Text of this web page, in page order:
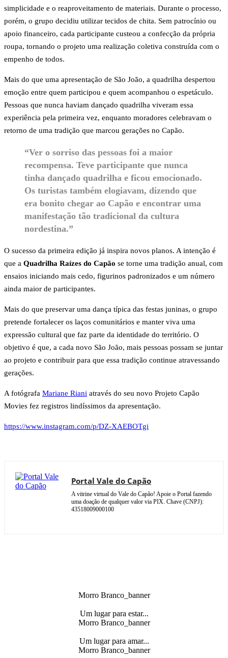
simplicidade e o reaproveitamento de materiais. Durante o processo,
porém, o grupo decidiu utilizar tecidos de chita. Sem patrocínio ou
apoio financeiro, cada participante custeou a confecção da própria
roupa, tornando o projeto uma realização coletiva construída com o
empenho de todos.
Mais do que uma apresentação de São João, a quadrilha despertou
emoção entre quem participou e quem acompanhou o espetáculo.
Pessoas que nunca haviam dançado quadrilha viveram essa
experiência pela primeira vez, enquanto moradores celebravam o
retorno de uma tradição que marcou gerações no Capão.
“Ver o sorriso das pessoas foi a maior
recompensa. Teve participante que nunca
tinha dançado quadrilha e ficou emocionado.
Os turistas também elogiavam, dizendo que
era bonito chegar ao Capão e encontrar uma
manifestação tão tradicional da cultura
nordestina.”
O sucesso da primeira edição já inspira novos planos. A intenção é
que a Quadrilha Raízes do Capão se torne uma tradição anual, com
ensaios iniciando mais cedo, figurinos padronizados e um número
ainda maior de participantes.
Mais do que preservar uma dança típica das festas juninas, o grupo
pretende fortalecer os laços comunitários e manter viva uma
expressão cultural que faz parte da identidade do território. O
objetivo é que, a cada novo São João, mais pessoas possam se juntar
ao projeto e contribuir para que essa tradição continue atravessando
gerações.
A fotógrafa Mariane Riani através do seu novo Projeto Capão
Movies fez registros lindíssimos da apresentação.
https://www.instagram.com/p/DZ-XAEBOTgi
Portal Vale do Capão
A vitrine virtual do Vale do Capão! Apoie o Portal fazendo
uma doação de qualquer valor via PIX. Chave (CNPJ):
43518009000100
Morro Branco_banner
Um lugar para estar...
Morro Branco_banner
Um lugar para amar...
Morro Branco_banner